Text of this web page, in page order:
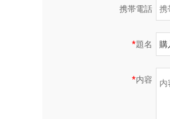
携帯電話
*題名
*内容